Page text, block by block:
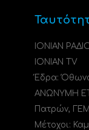
ΙΟΝΙΑΝ
IONIAN TV
Έδρα:
ΑΝΩΝΥΜΗ
Πατρών,
Μέτοχοι: